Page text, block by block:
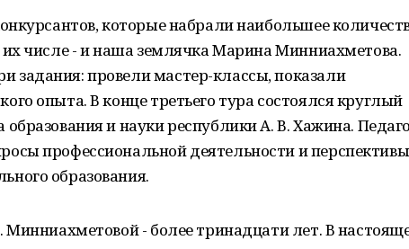
которые набрали наибольшее
числе - и наша землячка Марина Минниахметова.
задания: провели мастер-классы, показали
опыта. В конце третьего тура состоялся круглый
и науки республики А. В. Хажина.
профессиональной деятельности и перспективы
образования.
Минниахметовой - более тринадцати лет. В